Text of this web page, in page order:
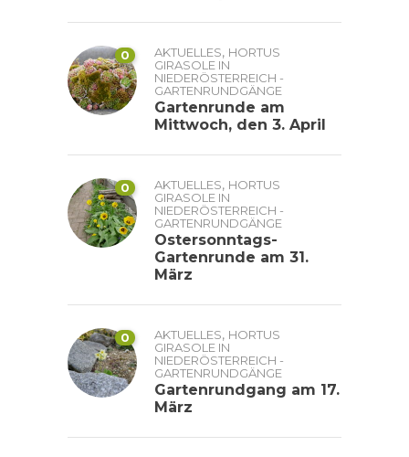
0 AKTUELLES, HORTUS
GIRASOLE IN
NIEDERÖSTERREICH -
GARTENRUNDGÄNGE
Gartenrunde am
Mittwoch, den 3. April
0 AKTUELLES, HORTUS
GIRASOLE IN
NIEDERÖSTERREICH -
GARTENRUNDGÄNGE
Ostersonntags-
Gartenrunde am 31.
März
0 AKTUELLES, HORTUS
GIRASOLE IN
NIEDERÖSTERREICH -
GARTENRUNDGÄNGE
Gartenrundgang am 17.
März